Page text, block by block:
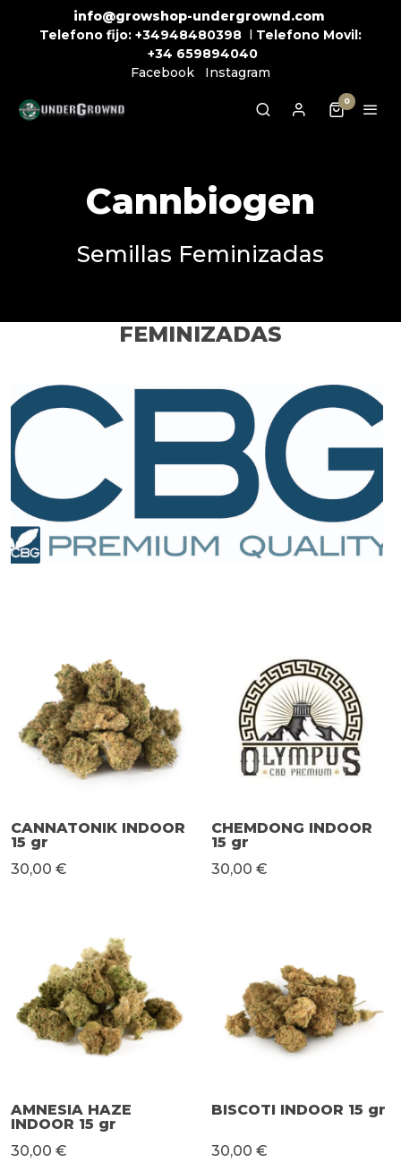
info@growshop-undergrownd.com
Telefono fijo: +34948480398 l Telefono Movil:
+34 659894040
Facebook
Instagram
0
Cannbiogen
Semillas Feminizadas
FEMINIZADAS
CANNATONIK INDOOR
15 gr
30,00 €
CHEMDONG INDOOR
15 gr
30,00 €
AMNESIA HAZE
INDOOR 15 gr
30,00 €
BISCOTI INDOOR 15 gr
30,00 €